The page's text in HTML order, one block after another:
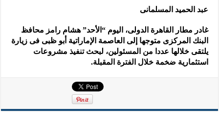
عبد الحميد المسلمانى
غادر مطار القاهرة الدولى، اليوم “الأحد” هشام رامز محافظ
البنك المركزى متوجها إلى العاصمة الإماراتية أبو ظبى فى زيارة
يلتقى خلالها عددا من المسئولين، لبحث تنفيذ مشروعات
استثمارية ضخمة خلال الفترة المقبلة.